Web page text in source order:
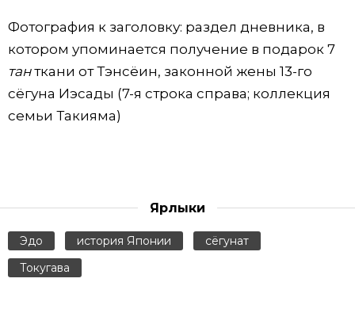
Фотография к заголовку: раздел дневника, в
котором упоминается получение в подарок 7
танткани от Тэнсёин, законной жены 13-го
сёгуна Иэсады (7-я строка справа; коллекция
семьи Такияма)
Ярлыки
Эдо история Японии
сёгунат
Токугава